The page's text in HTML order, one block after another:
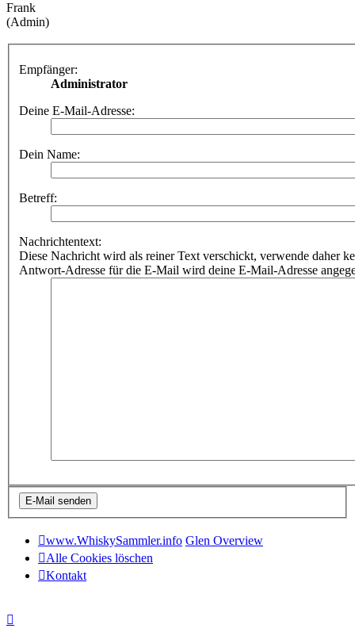
Frank
(Admin)
Empfänger:
Administrator
Deine E-Mail-Adresse:
Dein Name:
Betreff:
Nachrichtentext:
Diese Nachricht wird als reiner Text verschickt, verwende daher
Antwort-Adresse für die E-Mail wird deine E-Mail-Adresse
www.WhiskySammler.info Glen Overview
Alle Cookies löschen
Kontakt